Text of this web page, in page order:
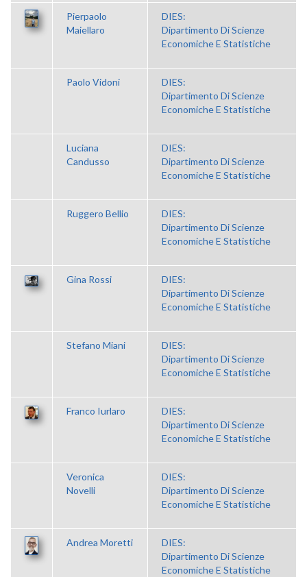
Pierpaolo
Maiellaro
DIES:
Dipartimento Di Scienze
Economiche E Statistiche
Paolo Vidoni
DIES:
Dipartimento Di Scienze
Economiche E Statistiche
Luciana
Candusso
DIES:
Dipartimento Di Scienze
Economiche E Statistiche
Ruggero Bellio
DIES:
Dipartimento Di Scienze
Economiche E Statistiche
Gina Rossi
DIES:
Dipartimento Di Scienze
Economiche E Statistiche
Stefano Miani
DIES:
Dipartimento Di Scienze
Economiche E Statistiche
Franco Iurlaro
DIES:
Dipartimento Di Scienze
Economiche E Statistiche
Veronica
Novelli
DIES:
Dipartimento Di Scienze
Economiche E Statistiche
Andrea Moretti
DIES:
Dipartimento Di Scienze
Economiche E Statistiche